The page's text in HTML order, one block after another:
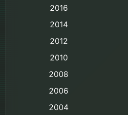
2016
2014
2012
2010
2008
2006
2004